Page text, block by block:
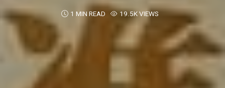
1 MIN READ 19.5K VIEWS